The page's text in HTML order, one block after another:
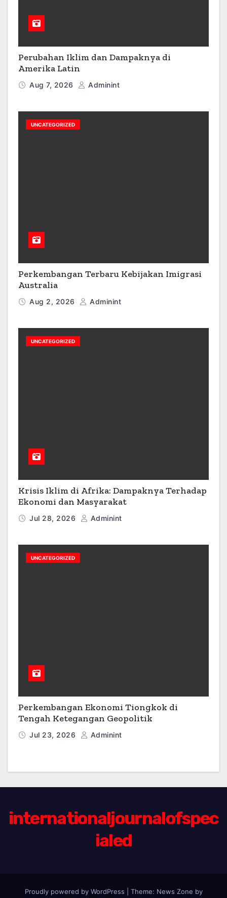
Perubahan Iklim dan Dampaknya di
Amerika Latin
Aug 7, 2026 Adminint
UNCATEGORIZED
Perkembangan Terbaru Kebijakan Imigrasi
Australia
Aug 2, 2026 Adminint
UNCATEGORIZED
Krisis Iklim di Afrika: Dampaknya Terhadap
Ekonomi dan Masyarakat
Jul 28, 2026 Adminint
UNCATEGORIZED
Perkembangan Ekonomi Tiongkok di
Tengah Ketegangan Geopolitik
Jul 23, 2026 Adminint
internationaljournalofspec
ialed
Proudly powered by WordPress Theme: News Zone by